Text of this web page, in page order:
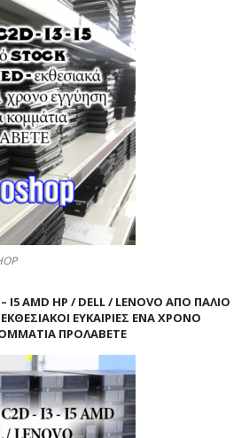
I5 AMD HP / DELL / LENOVO ΑΠΟ ΠΑΛΙΌ
ΕΚΘΕΣΙΑΚΟΊ ΕΥΚΑΙΡΊΕΣ ΈΝΑ ΧΡΌΝΟ
ΠΡΟΛΑΒΕΤΕ